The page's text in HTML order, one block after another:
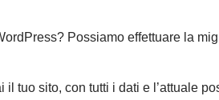
Possiamo effettuare la
tuo sito, con tutti i dati e l’attuale